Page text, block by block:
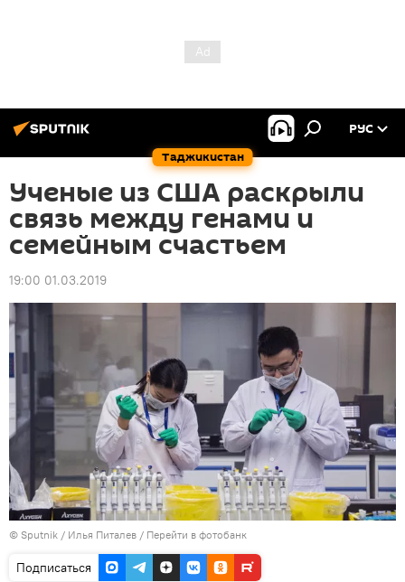
Таджикистан
РУС
Ученые из США раскрыли
связь между генами и
семейным счастьем
19:00 01.03.2019
© Sputnik / Илья Питалев / Перейти в фотобанк
Подписаться